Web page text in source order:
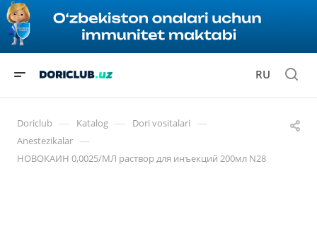
RU
Doriclub — Katalog — Dori vositalari —
Anestezikalar —
НОВОКАИН 0,0025/МЛ раствор для инъекций 200мл N28